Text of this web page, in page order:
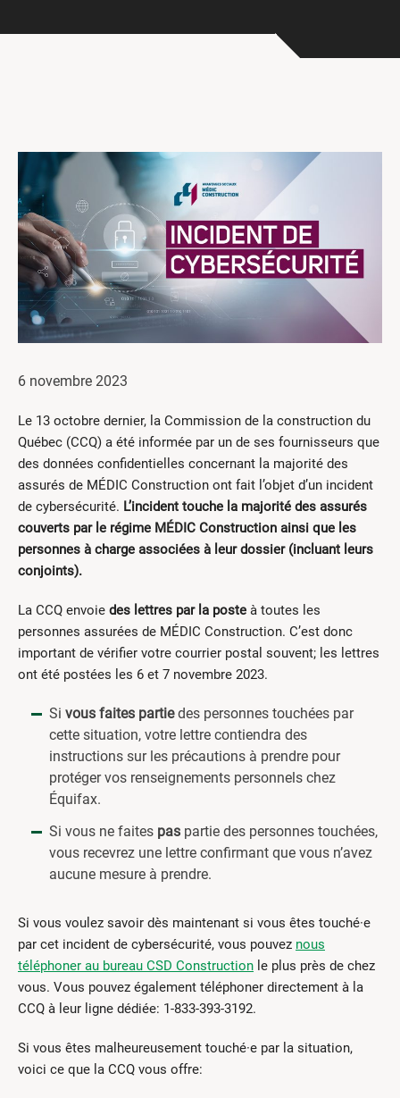
Documents et formulaires
Nous contacter
Recherche
English
6 novembre 2023
Le 13 octobre dernier, la Commission de la construction du
Québec (CCQ) a été informée par un de ses fournisseurs que
des données confidentielles concernant la majorité des
assurés de MÉDIC Construction ont fait l’objet d’un incident
de cybersécurité. L’incident touche la majorité des assurés
couverts par le régime MÉDIC Construction ainsi que les
personnes à charge associées à leur dossier (incluant leurs
conjoints).
La CCQ envoie des lettres par la poste à toutes les
personnes assurées de MÉDIC Construction. C’est donc
important de vérifier votre courrier postal souvent; les lettres
ont été postées les 6 et 7 novembre 2023.
Si vous faites partiedes personnes touchées par
cette situation, votre lettre contiendra des
instructions sur les précautions à prendre pour
protéger vos renseignements personnels chez
Équifax.
Si vous ne faites pas partie des personnes touchées,
vous recevrez une lettre confirmant que vous n’avez
aucune mesure à prendre.
Si vous voulez savoir dès maintenant si vous êtes touché·e
par cet incident de cybersécurité, vous pouvez nous
téléphoner au bureau CSD Construction le plus près de chez
vous. Vous pouvez également téléphoner directement à la
CCQ à leur ligne dédiée: 1-833-393-3192.
Si vous êtes malheureusement touché·e par la situation,
voici ce que la CCQ vous offre: